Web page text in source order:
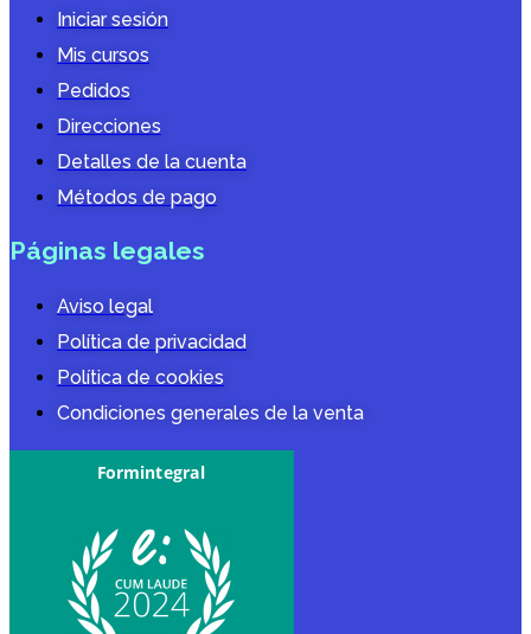
Iniciar sesión
Mis cursos
Pedidos
Direcciones
Detalles de la cuenta
Métodos de pago
Páginas legales
Aviso legal
Política de privacidad
Política de cookies
Condiciones generales de la venta